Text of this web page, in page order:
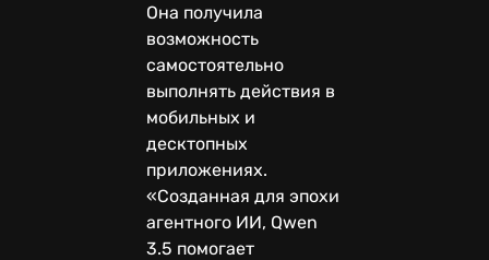
Она получила
возможность
самостоятельно
выполнять действия в
мобильных и
десктопных
приложениях.
«Созданная для эпохи
агентного ИИ, Qwen
3.5 помогает